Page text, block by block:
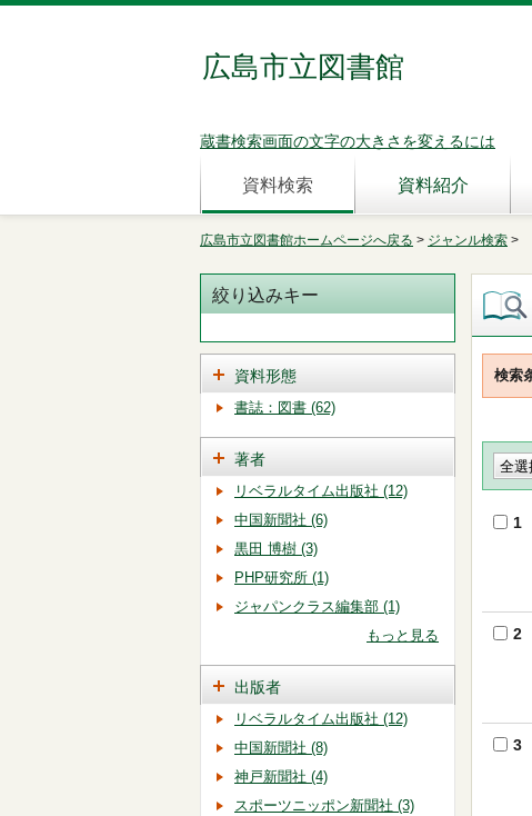
広島市立図書館
蔵書検索画面の文字の大きさを変えるには
資料検索 資料紹介
広島市立図書館ホームページへ戻る > ジャンル検索 >
検索
1
2
3
絞り込みキー
資料形態
書誌：図書 (62)
著者
リベラルタイム出版社 (12)
中国新聞社 (6)
黒田 博樹 (3)
PHP研究所 (1)
ジャパンクラス編集部 (1)
もっと見る
出版者
リベラルタイム出版社 (12)
中国新聞社 (8)
神戸新聞社 (4)
スポーツニッポン新聞社 (3)